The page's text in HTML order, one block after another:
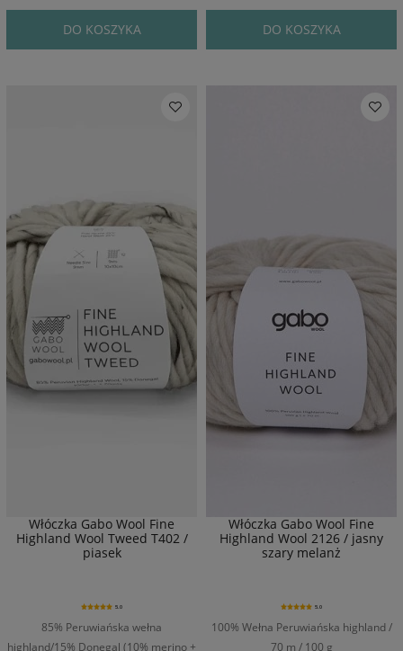
DO KOSZYKA DO KOSZYKA
Włóczka Gabo Wool Fine
Highland Wool Tweed T402 /
piasek
85% Peruwiańska wełna
highland/15% Donegal (10% merino +
5.0
Włóczka Gabo Wool Fine
Highland Wool 2126 / jasny
szary melanż
100% Wełna Peruwiańska highland /
70 m / 100 g
5.0